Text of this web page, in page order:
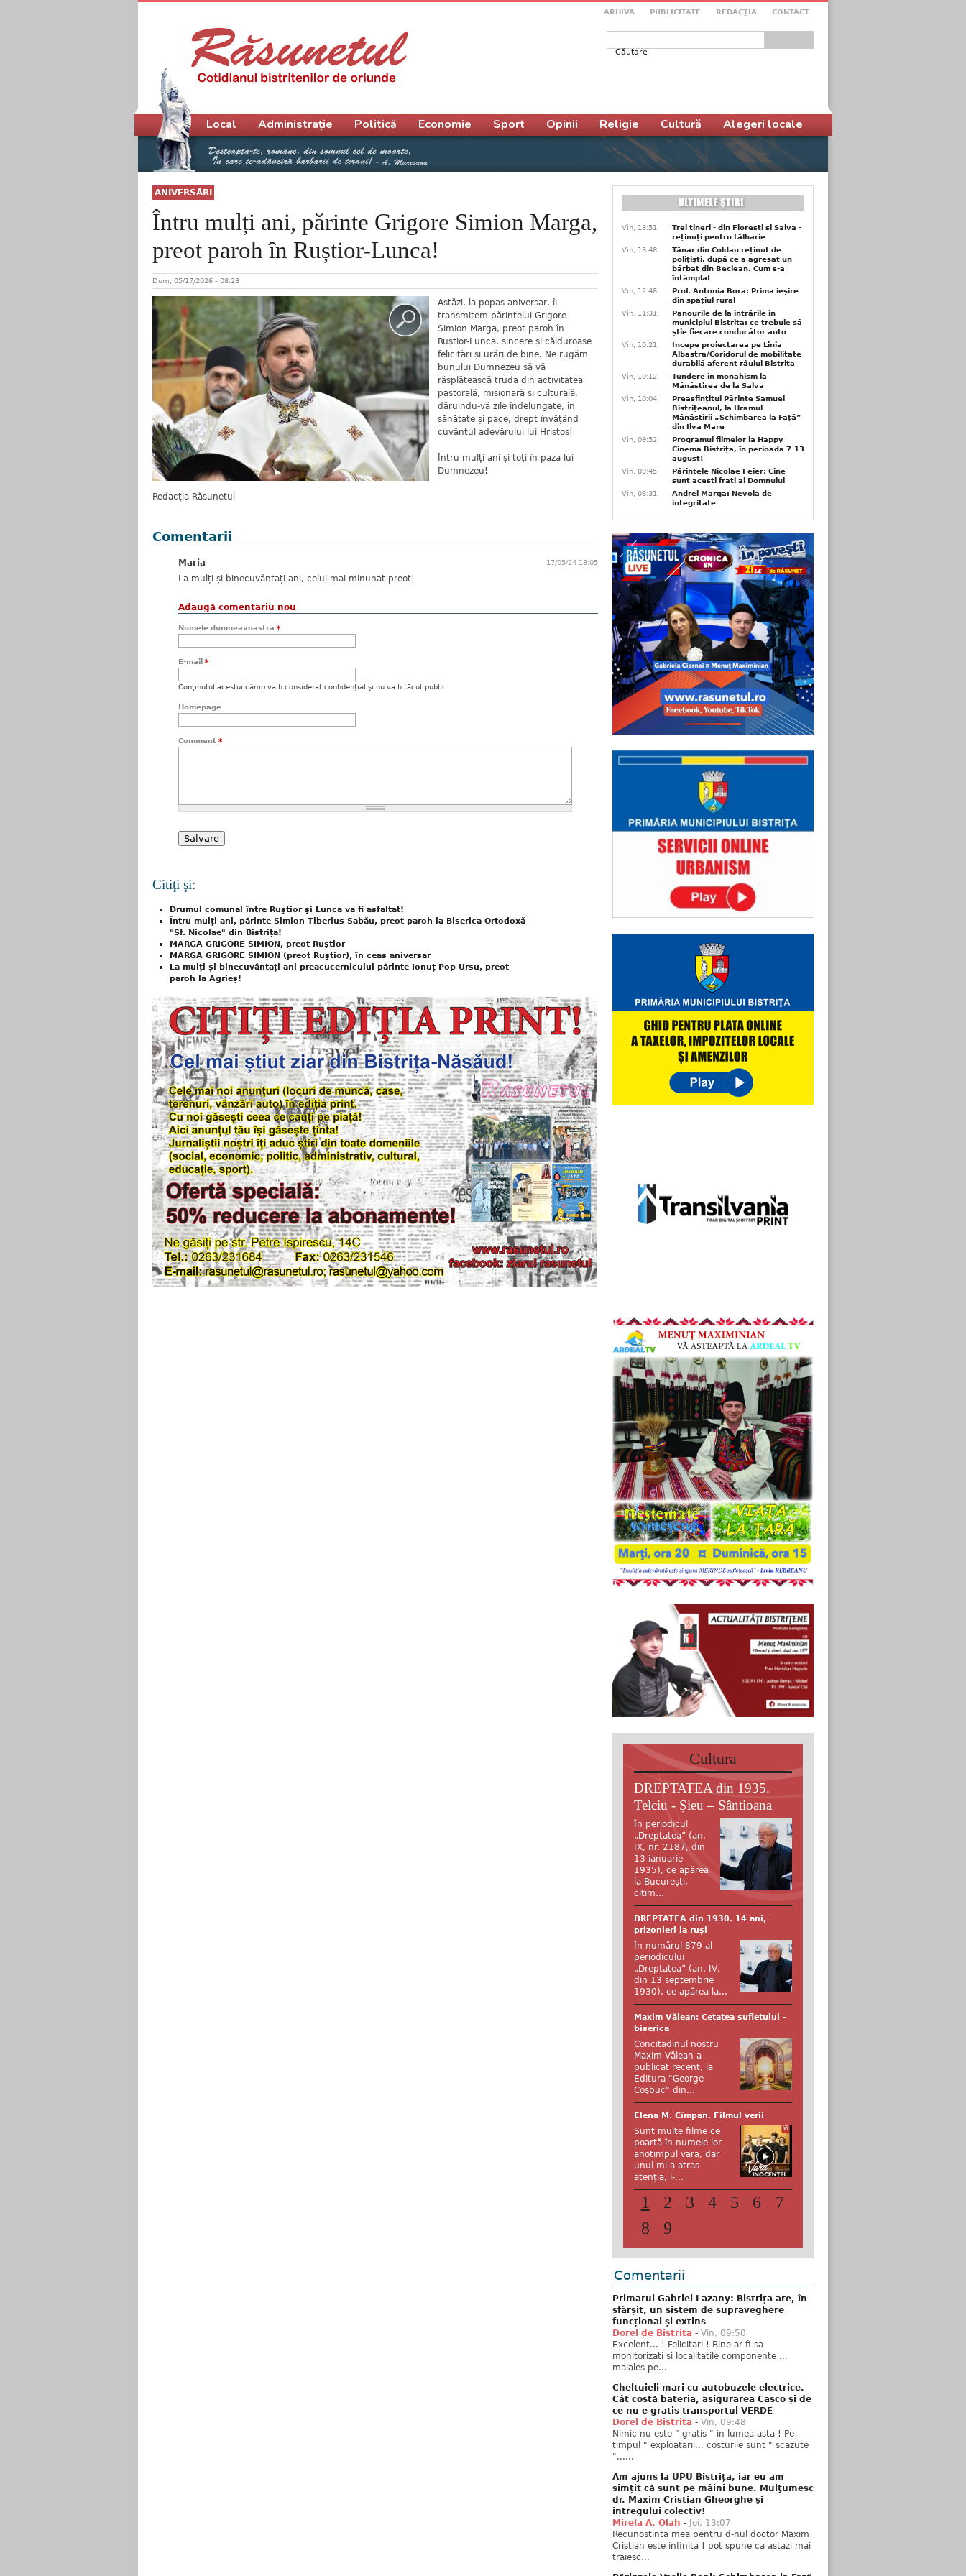
ARHIVA PUBLICITATE REDACŢIA CONTACT
Formular de căutare
ANIVERSĂRI
Întru mulți ani, părinte Grigore Simion Marga,
preot paroh în Ruștior-Lunca!
Dum, 05/17/2026 - 08:23
Astăzi, la popas aniversar, îi
transmitem părintelui Grigore
Simion Marga, preot paroh în
Ruștior-Lunca, sincere și călduroase
felicitări și urări de bine. Ne rugăm
bunului Dumnezeu să vă
răsplătească truda din activitatea
pastorală, misionară şi culturală,
dăruindu-vă zile îndelungate, în
sănătate și pace, drept învățând
cuvântul adevărului lui Hristos!
Întru mulți ani și toți în paza lui
Dumnezeu!
Redacția Răsunetul
Comentarii
17/05/24 13:05
Maria
La mulți și binecuvântați ani, celui mai minunat preot!
Adaugă comentariu nou
Numele dumneavoastră *
E-mail *
Conţinutul acestui câmp va fi considerat confidenţial şi nu va fi făcut public.
Homepage
Comment *
Citiţi şi:
Drumul comunal între Ruştior şi Lunca va fi asfaltat!
Întru mulți ani, părinte Simion Tiberius Sabău, preot paroh la Biserica Ortodoxă
"Sf. Nicolae" din Bistrița!
MARGA GRIGORE SIMION, preot Ruştior
MARGA GRIGORE SIMION (preot Ruştior), în ceas aniversar
La mulți și binecuvântați ani preacucernicului părinte Ionuț Pop Ursu, preot
paroh la Agrieș!
Meniu principal
Local Administrație Politică Economie Sport Opinii Religie Cultură Alegeri locale
Vin, 13:51
Trei tineri - din Florești și Salva -
reținuți pentru tâlhărie
Vin, 13:48
Tânăr din Coldău reținut de
polițiști, după ce a agresat un
bărbat din Beclean. Cum s-a
întâmplat
Vin, 12:48
Prof. Antonia Bora: Prima ieșire
din spațiul rural
Vin, 11:31
Panourile de la intrările în
municipiul Bistrița: ce trebuie să
știe fiecare conducător auto
Vin, 10:21
Începe proiectarea pe Linia
Albastră/Coridorul de mobilitate
durabilă aferent râului Bistrița
Vin, 10:12
Tundere în monahism la
Mănăstirea de la Salva
Vin, 10:04
Preasfințitul Părinte Samuel
Bistrițeanul, la Hramul
Mănăstirii „Schimbarea la Față”
din Ilva Mare
Vin, 09:52
Programul filmelor la Happy
Cinema Bistrița, în perioada 7-13
august!
Vin, 09:45
Părintele Nicolae Feier: Cine
sunt acești frați ai Domnului
Vin, 08:31
Andrei Marga: Nevoia de
integritate
Cultura
DREPTATEA din 1935.
Telciu - Șieu – Sântioana
În periodicul
„Dreptatea” (an.
IX, nr. 2187, din
13 ianuarie
1935), ce apărea
la București,
citim...
DREPTATEA din 1930. 14 ani,
prizonieri la ruși
În numărul 879 al
periodicului
„Dreptatea” (an. IV,
din 13 septembrie
1930), ce apărea la...
Maxim Vălean: Cetatea sufletului -
biserica
Concitadinul nostru
Maxim Vălean a
publicat recent, la
Editura "George
Coşbuc" din...
Elena M. Cîmpan. Filmul verii
Sunt multe filme ce
poartă în numele lor
anotimpul vara, dar
unul mi-a atras
atenția, l-...
1 2 3 4 5 6
7
8
9
Comentarii
Primarul Gabriel Lazany: Bistrița are, în
sfârșit, un sistem de supraveghere
funcțional și extins
Dorel de Bistrita - Vin, 09:50
Excelent... ! Felicitari ! Bine ar fi sa
monitorizati si localitatile componente ...
maiales pe...
Cheltuieli mari cu autobuzele electrice.
Cât costă bateria, asigurarea Casco și de
ce nu e gratis transportul VERDE
Dorel de Bistrita - Vin, 09:48
Nimic nu este " gratis " in lumea asta ! Pe
timpul " exploatarii... costurile sunt " scazute
"......
Am ajuns la UPU Bistrița, iar eu am
simțit că sunt pe mâini bune. Mulţumesc
dr. Maxim Cristian Gheorghe şi
întregului colectiv!
Mirela A. Olah - Joi, 13:07
Recunostinta mea pentru d-nul doctor Maxim
Cristian este infinita ! pot spune ca astazi mai
traiesc...